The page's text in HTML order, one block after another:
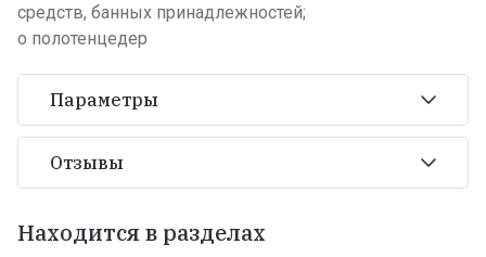
средств, банных принадлежностей;
o полотенцедер
Параметры
Отзывы
Находится в разделах